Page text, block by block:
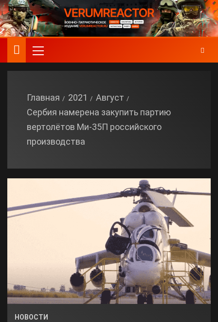
Главная 2021
Август
Сербия намерена закупить партию
вертолётов Ми-35П российского
производства
НОВОСТИ